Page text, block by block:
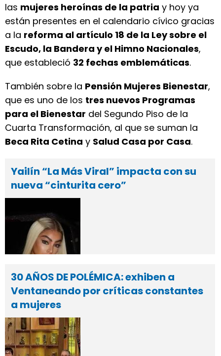
las mujeres heroínas de la patria y hoy ya
están presentes en el calendario cívico gracias
a la reforma al artículo 18 de la Ley sobre el
Escudo, la Bandera y el Himno Nacionales,
que estableció 32 fechas emblemáticas.
También sobre la Pensión Mujeres Bienestar,
que es uno de los tres nuevos Programas
para el Bienestar del Segundo Piso de la
Cuarta Transformación, al que se suman la
Beca Rita Cetina y Salud Casa por Casa.
Yailín “La Más Viral” impacta con su
nueva “cinturita cero”
30 AÑOS DE POLÉMICA: exhiben a
Ventaneando por críticas constantes
a mujeres